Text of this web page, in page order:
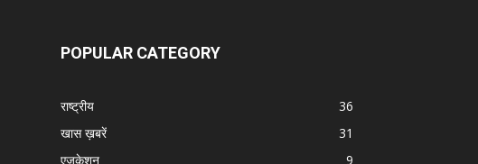
POPULAR CATEGORY
राष्ट्रीय
36
खास ख़बरें
31
एजुकेशन
9